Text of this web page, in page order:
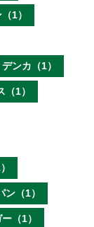
1）
デンカ（1）
1）
（1）
（1）